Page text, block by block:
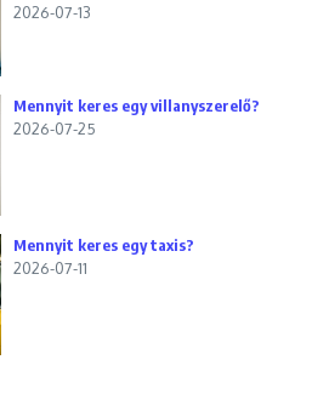
2026-07-13
Mennyit keres egy villanyszerelő?
2026-07-25
Mennyit keres egy taxis?
2026-07-11